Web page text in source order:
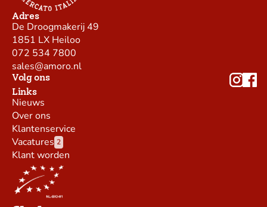
Adres
De Droogmakerij 49
1851 LX Heiloo
072 534 7800
sales@amoro.nl
Volg ons
Links
Nieuws
Over ons
Klantenservice
Vacatures 2
Klant worden